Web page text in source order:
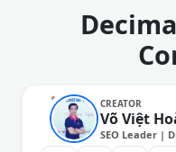
CREATOR
Võ Việt
SEO Leader |